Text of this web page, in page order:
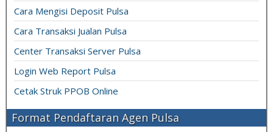
Cara Mengisi Deposit Pulsa
Cara Transaksi Jualan Pulsa
Center Transaksi Server Pulsa
Login Web Report Pulsa
Cetak Struk PPOB Online
Format Pendaftaran Agen Pulsa